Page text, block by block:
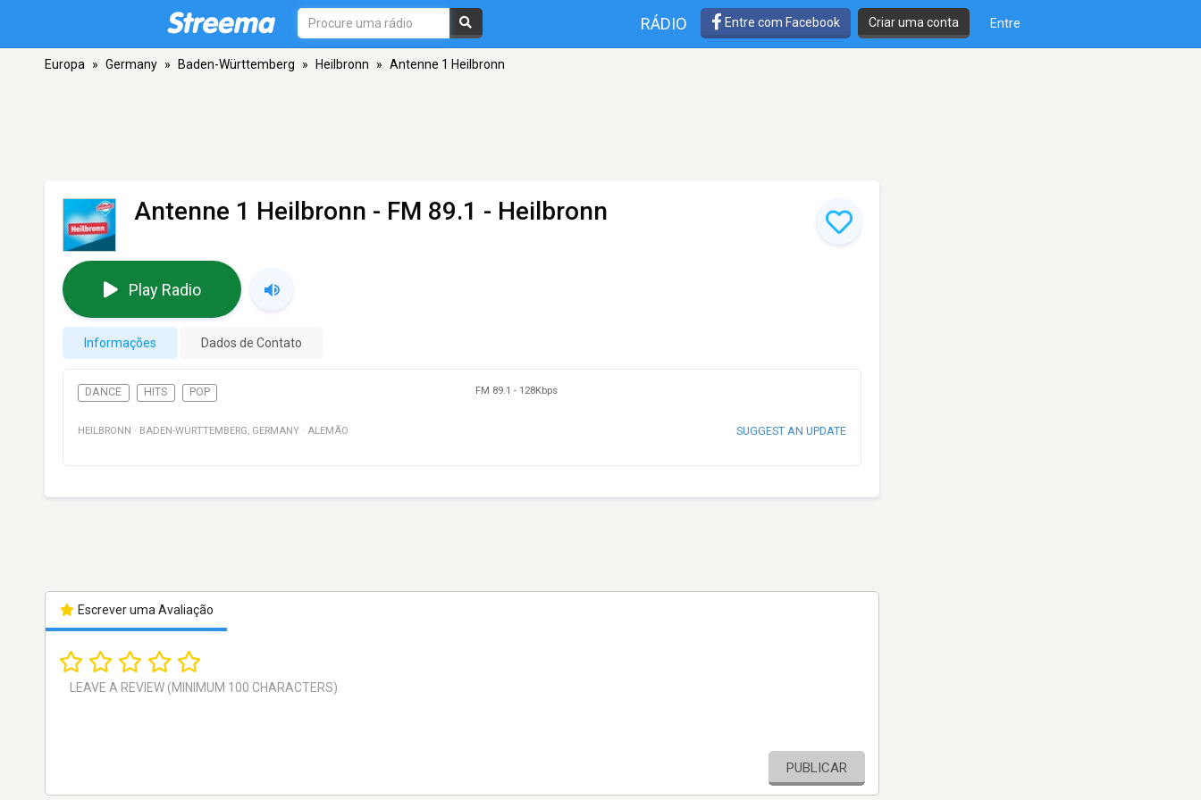
RÁDIO Entre com Facebook Criar uma conta Entre
Europa » Germany » Baden-Württemberg » Heilbronn » Antenne 1 Heilbronn
Antenne 1 Heilbronn - FM 89.1 - Heilbronn
Play Radio
Informações Dados de Contato
DANCE HITS POP FM 89.1 - 128Kbps
HEILBRONN · BADEN-WÜRTTEMBERG, GERMANY · ALEMÃO SUGGEST AN UPDATE
Escrever uma Avaliação
PUBLICAR